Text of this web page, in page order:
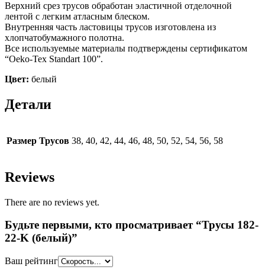
Верхний срез трусов обработан эластичной отделочной
лентой с легким атласным блеском.
Внутренняя часть ластовицы трусов изготовлена из
хлопчатобумажного полотна.
Все используемые материалы подтверждены сертификатом
“Oeko-Tex Standart 100”.
Цвет: белый
Детали
Размер Трусов 38, 40, 42, 44, 46, 48, 50, 52, 54, 56, 58
Reviews
There are no reviews yet.
Будьте первыми, кто просматривает “Трусы 182-
22-K (белый)”
Ваш рейтинг